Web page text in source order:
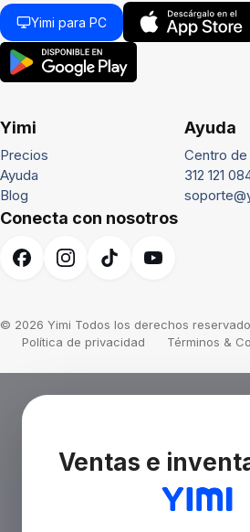
Yimi para PC
Yimi
Precios
Ayuda
Blog
Ayuda
Centro de
312 121
Conecta con nosotros
© 2026 Yimi Todos los derechos
Política de privacidad
Términos &
Ventas e